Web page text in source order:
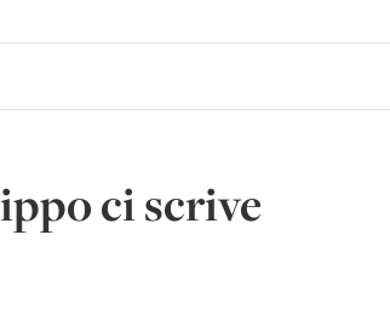
ci scrive